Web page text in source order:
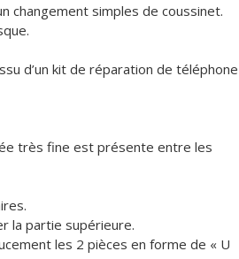
changement simples de coussinet.
d’un kit de réparation de téléphone
très fine est présente entre les
la partie supérieure.
les 2 pièces en forme de « U